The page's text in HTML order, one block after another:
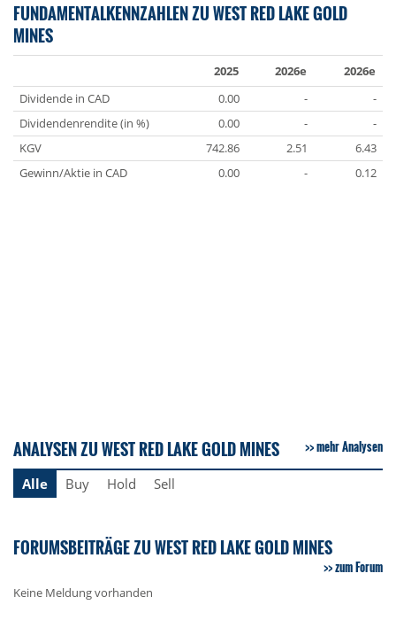
FUNDAMENTALKENNZAHLEN ZU WEST RED LAKE GOLD
MINES
2025 2026e
2026e
Dividende in CAD
0.00 -
-
Dividendenrendite (in %)
0.00 -
-
KGV
742.86 2.51
6.43
Gewinn/Aktie in CAD
0.00 - 0.12
ANALYSEN ZU WEST RED LAKE GOLD MINES mehr Analysen
Alle Buy Hold Sell
FORUMSBEITRÄGE ZU WEST RED LAKE GOLD MINES
zum Forum
Keine Meldung vorhanden